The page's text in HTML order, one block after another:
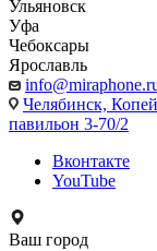
Ульяновск
Уфа
Чебоксары
Ярославль
Челябинск,
павильон 3-70/2
Вконтакте
YouTube
Ваш город